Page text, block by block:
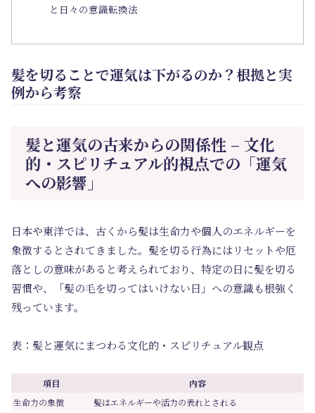
と日々の意識転換法
髪を切ることで運気は下がるのか？根拠と実
例から考察
髪と運気の古来からの関係性 – 文化
的・スピリチュアル的視点での「運気
への影響」
日本や東洋では、古くから髪は生命力や個人のエネルギーを
象徴するとされてきました。髪を切る行為にはリセットや厄
落としの意味があると考えられており、特定の日に髪を切る
習慣や、「髪の毛を切ってはいけない日」への意識も根強く
残っています。
表：髪と運気にまつわる文化的・スピリチュアル観点
項目
内容
生命力の象徴
髪はエネルギーや活力の表れとされる